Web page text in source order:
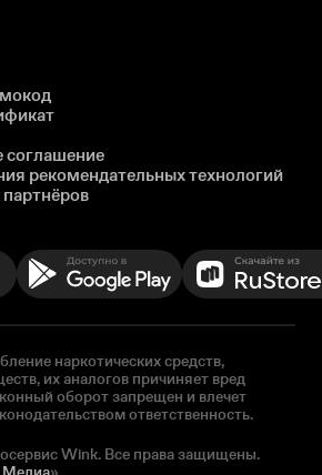
соглашение
рекомендательных технологий
наркотических средств,
их аналогов причиняет вред
оборот запрещен и влечет
ответственность.
Wink. Все права защищены.